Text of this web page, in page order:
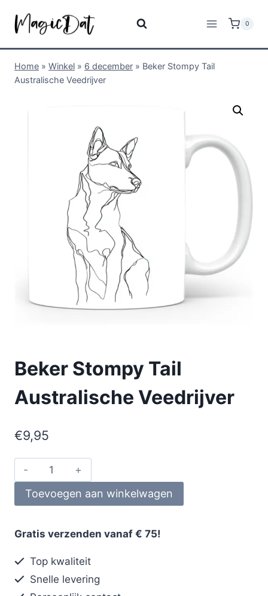
0
Home » Winkel » 6 december » Beker Stompy Tail
Australische Veedrijver
Beker Stompy Tail
Australische Veedrijver
€9,95
Toevoegen aan winkelwagen
Gratis verzenden vanaf € 75!
Top kwaliteit
Snelle levering